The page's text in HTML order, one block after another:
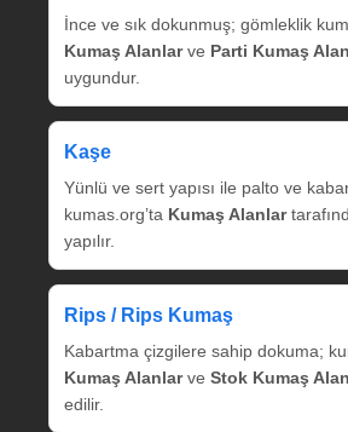
İnce ve sık dokunmuş; gömleklik
Kumaş Alanlarve Parti Kumaş
uygundur.
Kaşe
Yünlü ve sert yapısı ile palto ve
kumas.org’ta Kumaş Alanlar
yapılır.
Rips / Rips Kumaş
Kabartma çizgilere sahip dokuma;
Kumaş Alanlarve Stok Kumaş
edilir.